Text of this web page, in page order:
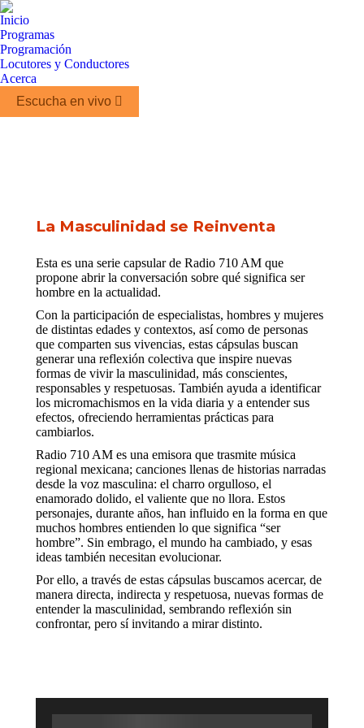
Inicio
Programas
Programación
Locutores y Conductores
Acerca
Escucha en vivo
La Masculinidad se Reinventa
Esta es una serie capsular de Radio 710 AM que
propone abrir la conversación sobre qué significa ser
hombre en la actualidad.
Con la participación de especialistas, hombres y mujeres
de distintas edades y contextos, así como de personas
que comparten sus vivencias, estas cápsulas buscan
generar una reflexión colectiva que inspire nuevas
formas de vivir la masculinidad, más conscientes,
responsables y respetuosas. También ayuda a identificar
los micromachismos en la vida diaria y a entender sus
efectos, ofreciendo herramientas prácticas para
cambiarlos.
Radio 710 AM es una emisora que trasmite música
regional mexicana; canciones llenas de historias narradas
desde la voz masculina: el charro orgulloso, el
enamorado dolido, el valiente que no llora. Estos
personajes, durante años, han influido en la forma en que
muchos hombres entienden lo que significa “ser
hombre”. Sin embrago, el mundo ha cambiado, y esas
ideas también necesitan evolucionar.
Por ello, a través de estas cápsulas buscamos acercar, de
manera directa, indirecta y respetuosa, nuevas formas de
entender la masculinidad, sembrando reflexión sin
confrontar, pero sí invitando a mirar distinto.